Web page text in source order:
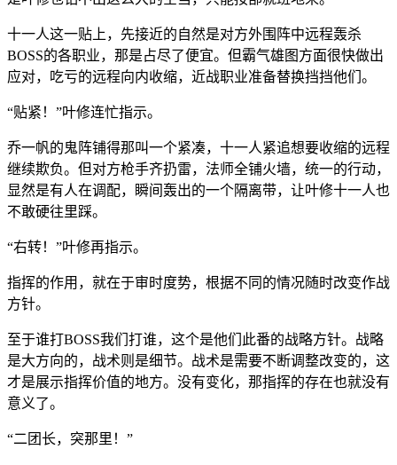
十一人这一贴上，先接近的自然是对方外围阵中远程轰杀
BOSS的各职业，那是占尽了便宜。但霸气雄图方面很快做出
应对，吃亏的远程向内收缩，近战职业准备替换挡挡他们。
“贴紧！”叶修连忙指示。
乔一帆的鬼阵铺得那叫一个紧凑，十一人紧追想要收缩的远程
继续欺负。但对方枪手齐扔雷，法师全铺火墙，统一的行动，
显然是有人在调配，瞬间轰出的一个隔离带，让叶修十一人也
不敢硬往里踩。
“右转！”叶修再指示。
指挥的作用，就在于审时度势，根据不同的情况随时改变作战
方针。
至于谁打BOSS我们打谁，这个是他们此番的战略方针。战略
是大方向的，战术则是细节。战术是需要不断调整改变的，这
才是展示指挥价值的地方。没有变化，那指挥的存在也就没有
意义了。
“二团长，突那里！”